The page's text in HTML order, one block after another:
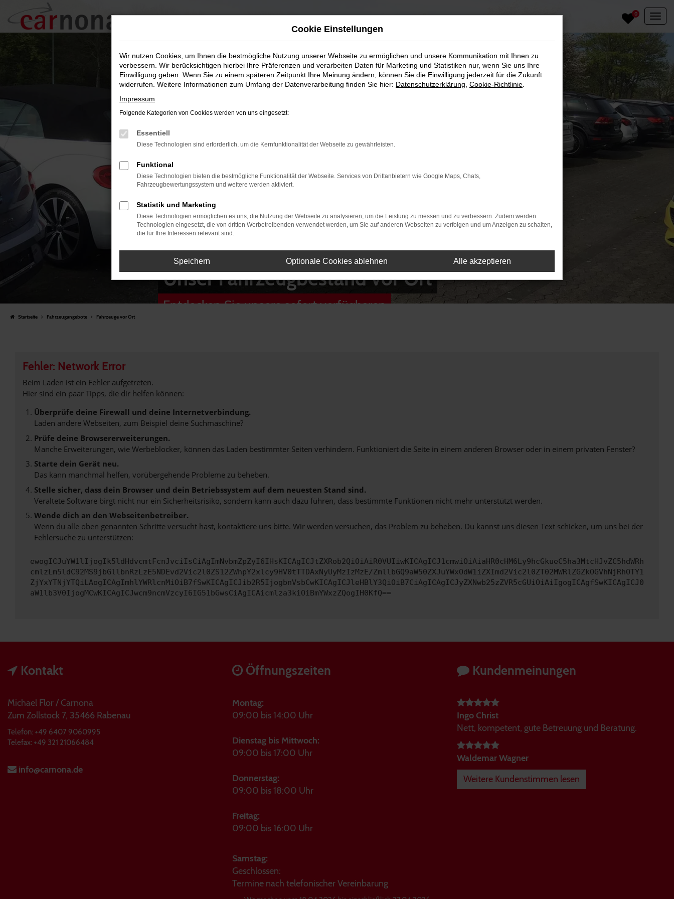
Zum
Hauptinhalt
springen
0
Unser Fahrzeugbestand vor Ort
Entdecken Sie unsere sofort verfügbaren
Startseite Fahrzeugangebote Fahrzeuge vor Ort
Fehler: Network Error
Beim Laden ist ein Fehler aufgetreten.
Hier sind ein paar Tipps, die dir helfen können:
Überprüfe deine Firewall und deine Internetverbindung.
Laden andere Webseiten, zum Beispiel deine Suchmaschine?
Prüfe deine Browsererweiterungen.
Manche Erweiterungen, wie Werbeblocker, können das Laden bestimmter Seiten verhindern. Funktioniert die Seite in einem anderen Browser oder in einem privaten Fenster?
Starte dein Gerät neu.
Das kann manchmal helfen, vorübergehende Probleme zu beheben.
Stelle sicher, dass dein Browser und dein Betriebssystem auf dem neuesten Stand sind.
Veraltete Software birgt nicht nur ein Sicherheitsrisiko, sondern kann auch dazu führen, dass bestimmte Funktionen nicht mehr unterstützt werden.
Wende dich an den Webseitenbetreiber.
Wenn du alle oben genannten Schritte versucht hast, kontaktiere uns bitte. Wir werden versuchen, das Problem zu beheben. Du kannst uns diesen Text schicken, um uns bei der
Fehlersuche zu unterstützen:
ewogICJuYW1lIjogIk5ldHdvcmtFcnJvciIsCiAgImNvbmZpZyI6IHsKICAgICJtZXRob2QiOiAiR0VUIiwKICAgICJ1cmwiOiAiaHR0cHM6Ly9hcGkueC5ha3MtcHJvZC5hdWRh
cmlzLm5ldC92MS9jbGllbnRzLzE5NDEvd2Vic2l0ZS12ZWhpY2xlcy9HV0tTTDAxNyUyMzIzMzE/ZmllbGQ9aW50ZXJuYWxOdW1iZXImd2Vic2l0ZT02MWRlZGZkOGVhNjRhOTY1
ZjYxYTNjYTQiLAogICAgImhlYWRlcnMiOiB7fSwKICAgICJib2R5IjogbnVsbCwKICAgICJleHBlY3QiOiB7CiAgICAgICJyZXNwb25zZVR5cGUiOiAiIgogICAgfSwKICAgICJ0
aW1lb3V0IjogMCwKICAgICJwcm9ncmVzcyI6IG51bGwsCiAgICAicmlza3kiOiBmYWxzZQogIH0KfQ==
Kontakt
Michael Flor / Carnona
Zum Zollstock 7, 35466 Rabenau
Telefon: +49 6407 9060995
Telefax: +49 321 21066484
info@carnona.de
Öffnungszeiten
Montag:
09:00 bis 14:00 Uhr
Dienstag bis Mittwoch:
09:00 bis 17:00 Uhr
Donnerstag:
09:00 bis 18:00 Uhr
Freitag:
09:00 bis 16:00 Uhr
Samstag:
Geschlossen:
Termine nach telefonischer Vereinbarung
Kundenmeinungen
Ingo Christ
Nett, kompetent, gute Betreuung und Beratung.
Waldemar Wagner
Weitere Kundenstimmen lesen
Cookie Einstellungen
Wir nutzen Cookies, um Ihnen die bestmögliche Nutzung unserer Webseite zu ermöglichen und unsere Kommunikation mit Ihnen zu
verbessern. Wir berücksichtigen hierbei Ihre Präferenzen und verarbeiten Daten für Marketing und Statistiken nur, wenn Sie uns Ihre
Einwilligung geben. Wenn Sie zu einem späteren Zeitpunkt Ihre Meinung ändern, können Sie die Einwilligung jederzeit für die Zukunft
widerrufen. Weitere Informationen zum Umfang der Datenverarbeitung finden Sie hier: Datenschutzerklärung Cookie-Richtlinie
Impressum
Folgende Kategorien von Cookies werden von uns eingesetzt:
Essentiell
Diese Technologien sind erforderlich, um die Kernfunktionalität der Webseite zu gewährleisten.
Funktional
Diese Technologien bieten die bestmögliche Funktionalität der Webseite. Services von Drittanbietern wie Google Maps, Chats,
Fahrzeugbewertungssystem und weitere werden aktiviert.
Statistik und Marketing
Diese Technologien ermöglichen es uns, die Nutzung der Webseite zu analysieren, um die Leistung zu messen und zu verbessern. Zudem werden
Technologien eingesetzt, die von dritten Werbetreibenden verwendet werden, um Sie auf anderen Webseiten zu verfolgen und um Anzeigen zu schalten,
die für Ihre Interessen relevant sind.
Speichern Optionale Cookies ablehnen Alle akzeptieren